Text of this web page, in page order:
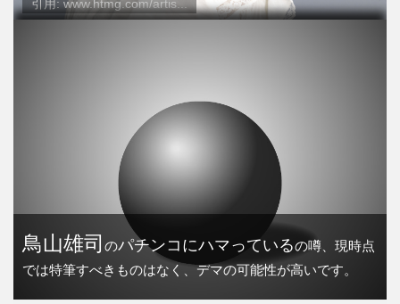
引用: www.htmg.com/artis...
鳥山雄司 のパチンコにハマっているの噂、現時点
では特筆すべきものはなく、デマの可能性が高いです。